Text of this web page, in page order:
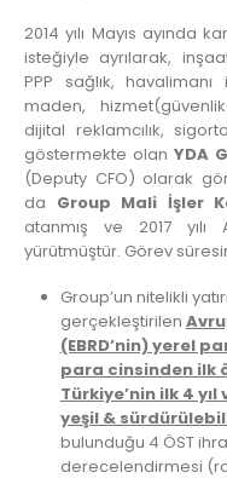
2014 yılı Mayıs ayında
isteğiyle ayrılarak,
PPP sağlık,
maden,
dijital reklamcılık,
göstermekte olan YDA
(Deputy CFO) olarak
da Group Mali İşler
atanmış ve 2017 yılı
yürütmüştür. Görev
Group’un nitelikli
gerçekleştirilen
(EBRD’nin) yerel
para cinsinden ilk
Türkiye’nin ilk 4
yeşil &
bulunduğu 4 ÖST
derecelendirmesi